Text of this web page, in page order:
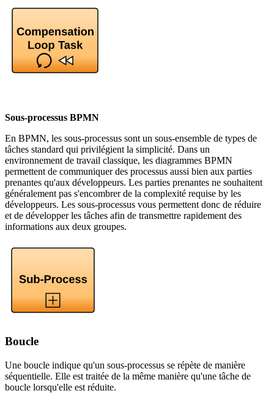
Sous-processus BPMN
En BPMN, les sous-processus sont un sous-ensemble de types de
tâches standard qui privilégient la simplicité. Dans un
environnement de travail classique, les diagrammes BPMN
permettent de communiquer des processus aussi bien aux parties
prenantes qu'aux développeurs. Les parties prenantes ne souhaitent
généralement pas s'encombrer de la complexité requise by les
développeurs. Les sous-processus vous permettent donc de réduire
et de développer les tâches afin de transmettre rapidement des
informations aux deux groupes.
Boucle
Une boucle indique qu'un sous-processus se répète de manière
séquentielle. Elle est traitée de la même manière qu'une tâche de
boucle lorsqu'elle est réduite.